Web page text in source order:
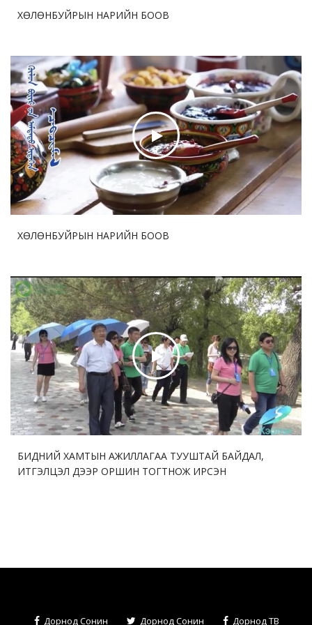
ислийн ялгаруулалт 17%-иар бууруулна
2026-07-29 12:57:05 72
Бо Бао Жүгийн Соёл урлагийн хүрээлэнгийн нээлт
боллоо
2026-07-29 12:53:33 71
Ши Жиньпин Словакийн Ерөнхийлөгчтэй хэлэлцээр
хийв
ХӨЛӨНБУЙРЫН НАРИЙН БООВ
ХӨЛӨНБУЙРЫН НАРИЙН БООВ
БИДНИЙ ХАМТЫН АЖИЛЛАГАА ТУУШТАЙ БАЙДАЛ,
ИТГЭЛЦЭЛ ДЭЭР ОРШИН ТОГТНОЖ ИРСЭН
Дорнод Сонин Дорнод Сонин Дорнод ТВ